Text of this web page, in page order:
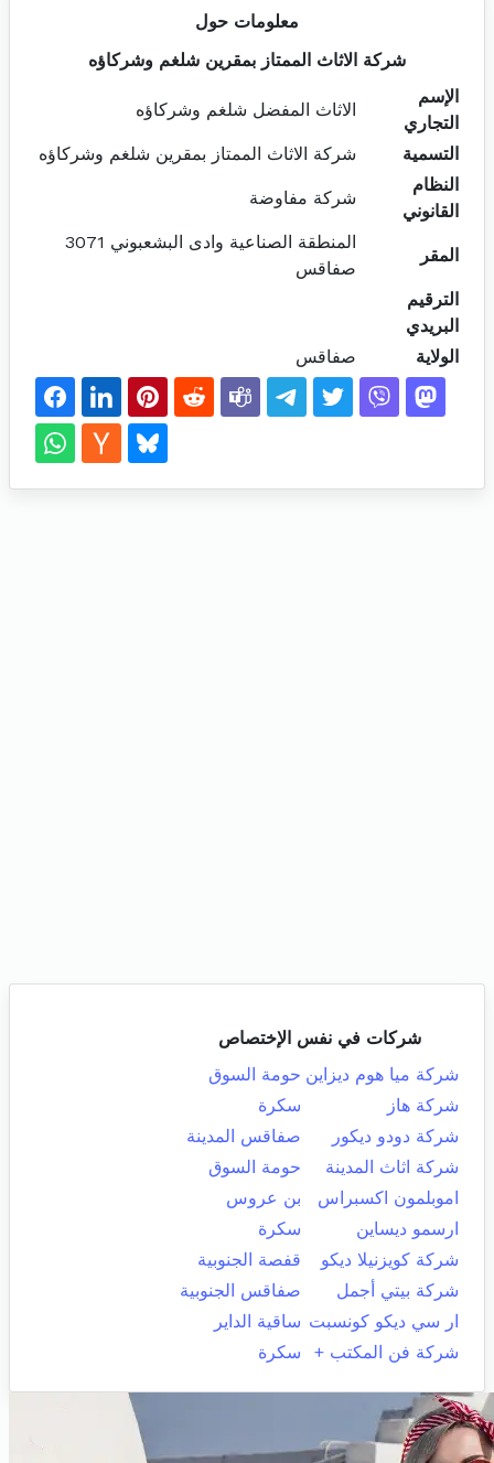
معلومات حول
شركة الاثاث الممتاز بمقرين شلغم وشركاؤه
الإسم
التجاري
الاثاث المفضل شلغم وشركاؤه
التسمية
شركة الاثاث الممتاز بمقرين شلغم وشركاؤه
النظام
القانوني
شركة مفاوضة
المقر
المنطقة الصناعية وادى البشعبوني 3071
صفاقس
الترقيم
البريدي
الولاية
صفاقس
شركات في نفس الإختصاص
شركة ميا هوم ديزاين حومة السوق
شركة هاز
سكرة
شركة دودو ديكور
صفاقس المدينة
شركة اثاث المدينة
حومة السوق
اموبلمون اكسبراس
بن عروس
ارسمو ديساين
سكرة
شركة كويزنيلا ديكو
قفصة الجنوبية
شركة بيتي أجمل
صفاقس الجنوبية
ار سي ديكو كونسبت ساقية الداير
شركة فن المكتب +
سكرة